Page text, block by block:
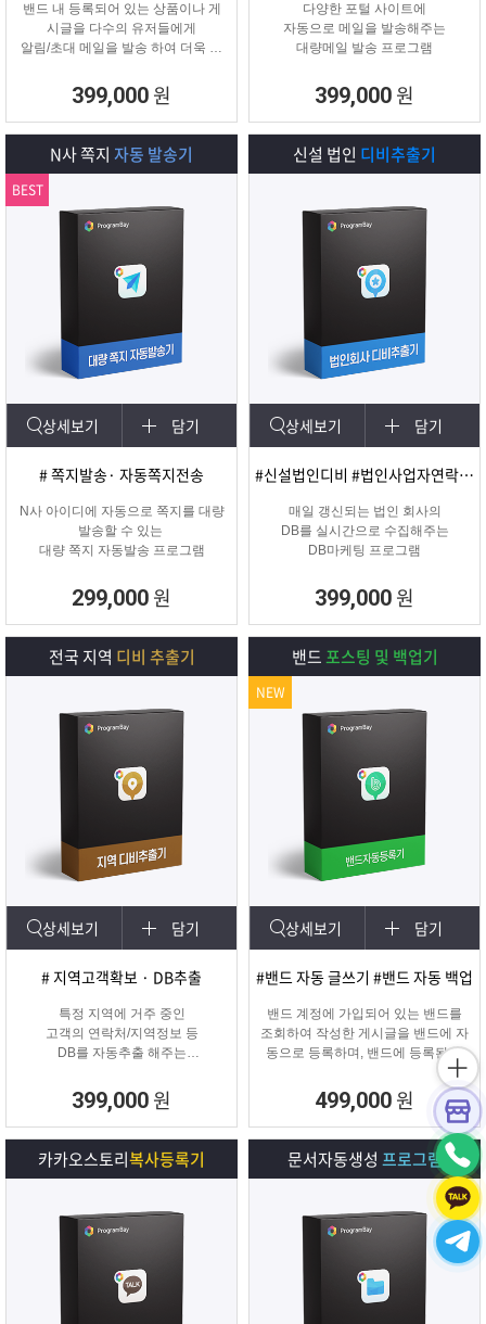
밴드 내 등록되어 있는 상품이나 게
시글을 다수의 유저들에게
알림/초대 메일을 발송 하여 더욱 효
프로그램입니다.
399,000 원
다양한 포털 사이트에
자동으로 메일을 발송해주는
대량메일 발송 프로그램
399,000 원
N사 쪽지 자동 발송기
상세보기 담기
# 쪽지발송· 자동쪽지전송
N사 아이디에 자동으로 쪽지를 대량
발송할 수 있는
대량 쪽지 자동발송 프로그램
299,000 원
BEST
신설 법인 디비추출기
상세보기 담기
#신설법인디비 #법인사업자연락처 #신규법인
매일 갱신되는 법인 회사의
DB를 실시간으로 수집해주는
DB마케팅 프로그램
399,000 원
전국 지역 디비 추출기
상세보기 담기
# 지역고객확보 · DB추출
특정 지역에 거주 중인
고객의 연락처/지역정보 등
DB를 자동추출 해주는
399,000 원
밴드포스팅 및 백업기
상세보기 담기
#밴드 자동 글쓰기 #밴드 자동 백업
밴드 계정에 가입되어 있는 밴드를
조회하여 작성한 게시글을 밴드에 자
동으로 등록하며, 밴드에 등록된 게
시물을 백업하여 파일로 저장하거나
다른 계정의 밴드에 자동으로 글을
복사할 수 있는 프로그램입니다.
499,000 원
NEW
카카오스토리복사등록기 문서자동생성 프로그램